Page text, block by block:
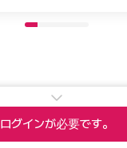
ログインが必要です。